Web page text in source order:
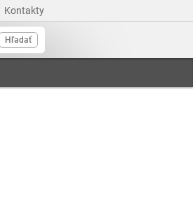
Kontakty
Hľadať